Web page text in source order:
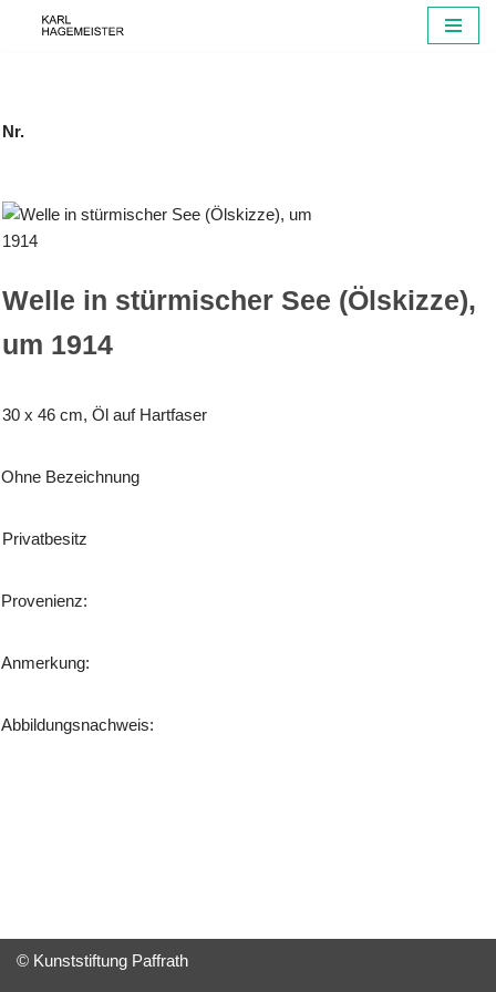
Nr.
Welle in stürmischer See (Ölskizze),
um 1914
30 x 46 cm, Öl auf Hartfaser
Ohne Bezeichnung
Privatbesitz
Provenienz:
Anmerkung:
Abbildungsnachweis:
© Kunststiftung Paffrath